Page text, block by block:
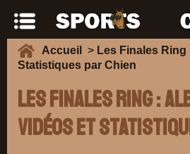
Accueil > Les Finales Ring
Statistiques par Chien
Les Finales Ring :
vidéos et